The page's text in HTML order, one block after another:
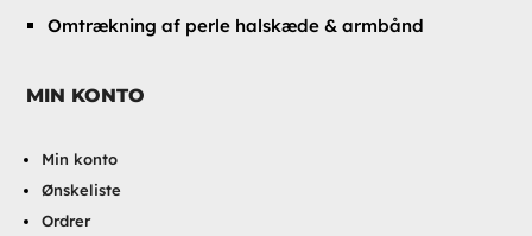
Omtrækning af perle halskæde & armbånd
MIN KONTO
Min konto
Ønskeliste
Ordrer